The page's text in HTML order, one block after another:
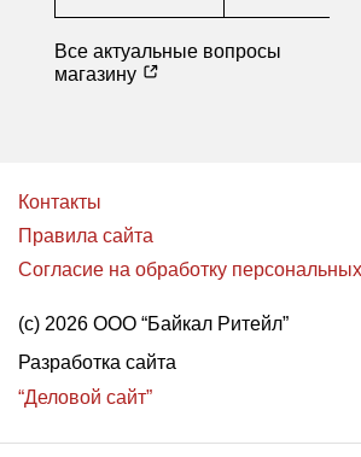
Все актуальные вопросы
магазину
Контакты
Правила сайта
Согласие на обработку
(с) 2026 ООО “Байкал Ритейл”
Разработка сайта
“Деловой сайт”